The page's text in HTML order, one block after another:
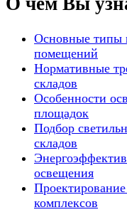
Основные типы
помещений
Нормативные
складов
Особенности
площадок
Подбор
складов
освещения
комплексов